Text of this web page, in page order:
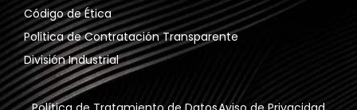
Código de Ética
Politica de Contratación Transparente
División Industrial